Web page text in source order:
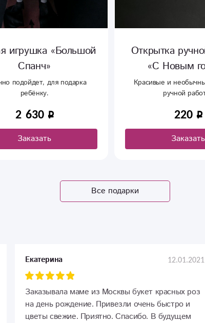
подарка
Открытка ручной работы
«С Новым годом»
Красивые и необычные открытки
ручной работы.
Все подарки
Екатерина 12.01.2021
Заказывала маме из Москвы букет красных роз
на день рождение. Привезли очень быстро и
цветы свежие. Приятно. Спасибо. В будущем